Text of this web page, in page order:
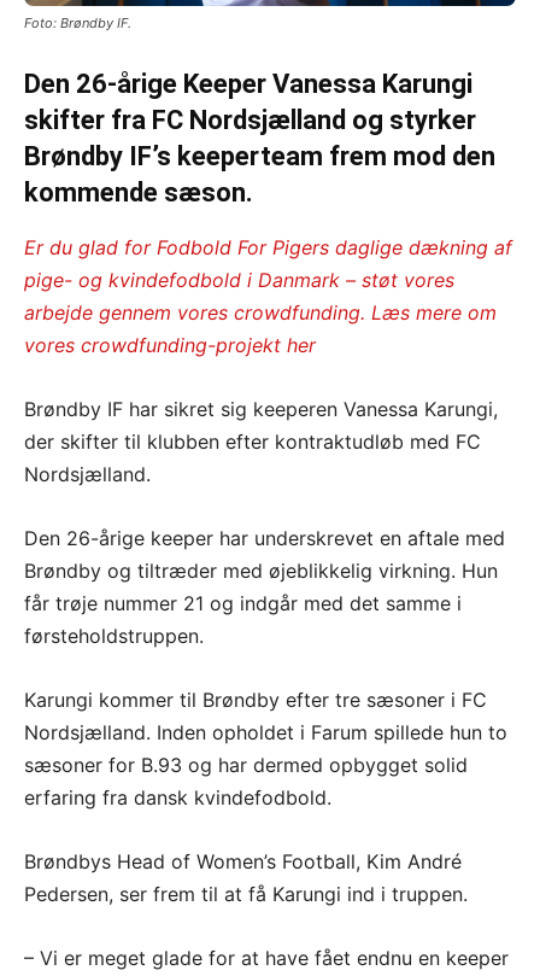
Foto: Brøndby IF.
Den 26-årige Keeper Vanessa Karungi
skifter fra FC Nordsjælland og styrker
Brøndby IF’s keeperteam frem mod den
kommende sæson.
Er du glad for Fodbold For Pigers daglige dækning af
pige- og kvindefodbold i Danmark – støt vores
arbejde gennem vores crowdfunding. Læs mere om
vores crowdfunding-projekt her
Brøndby IF har sikret sig keeperen Vanessa Karungi,
der skifter til klubben efter kontraktudløb med FC
Nordsjælland.
Den 26-årige keeper har underskrevet en aftale med
Brøndby og tiltræder med øjeblikkelig virkning. Hun
får trøje nummer 21 og indgår med det samme i
førsteholdstruppen.
Karungi kommer til Brøndby efter tre sæsoner i FC
Nordsjælland. Inden opholdet i Farum spillede hun to
sæsoner for B.93 og har dermed opbygget solid
erfaring fra dansk kvindefodbold.
Brøndbys Head of Women’s Football, Kim André
Pedersen, ser frem til at få Karungi ind i truppen.
– Vi er meget glade for at have fået endnu en keeper